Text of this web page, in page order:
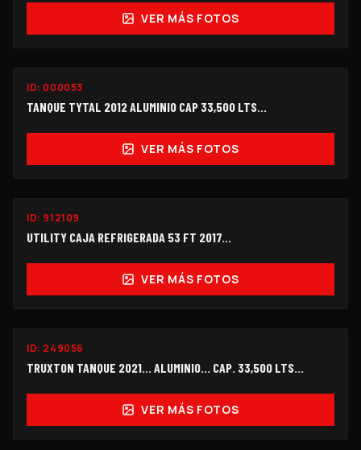
VER MÁS FOTOS
ID: 000053
TANQUE TYTAL 2012 ALUMINIO CAP 33,500 LTS...
VER MÁS FOTOS
ID: 912109
UTILITY CAJA REFRIGERADA 53 FT 2017...
VER MÁS FOTOS
ID: 249056
TRUXTON TANQUE 2021... ALUMINIO... CAP. 33,500 LTS...
VER MÁS FOTOS